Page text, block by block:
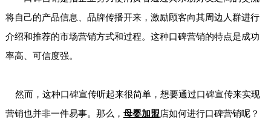
将自己的产品信息、品牌传播开来，激励顾客向其周边人群进行
介绍和推荐的市场营销方式和过程。这种口碑营销的特点是成功
率高、可信度强。
然而，这种口碑宣传听起来很简单，想要通过口碑宣传来实现
营销也并非一件易事。那么， 母婴加盟店如何进行口碑营销呢？